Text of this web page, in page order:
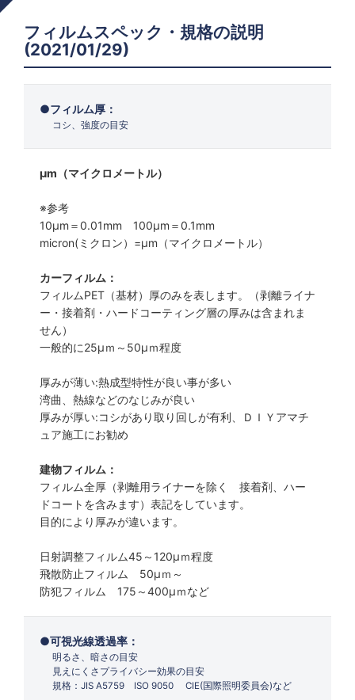
フィルムスペック・規格の説明
(2021/01/29)
フィルム厚：
コシ、強度の目安
μm（マイクロメートル）
※参考
10μm＝0.01mm 100μm＝0.1mm
micron(ミクロン）=µm（マイクロメートル）
カーフィルム：
フィルムPET（基材）厚のみを表します。（剥離ライナ
ー・接着剤・ハードコーティング層の厚みは含まれま
せん）
一般的に25µｍ～50µｍ程度
厚みが薄い:熱成型特性が良い事が多い
湾曲、熱線などのなじみが良い
厚みが厚い:コシがあり取り回しが有利、ＤＩＹアマチ
ュア施工にお勧め
建物フィルム：
フィルム全厚（剥離用ライナーを除く 接着剤、ハー
ドコートを含みます）表記をしています。
目的により厚みが違います。
日射調整フィルム45～120µｍ程度
飛散防止フィルム 50µｍ～
防犯フィルム 175～400µｍなど
可視光線透過率：
明るさ、暗さの目安
見えにくさプライバシー効果の目安
規格：JIS A5759 ISO 9050 CIE(国際照明委員会)など